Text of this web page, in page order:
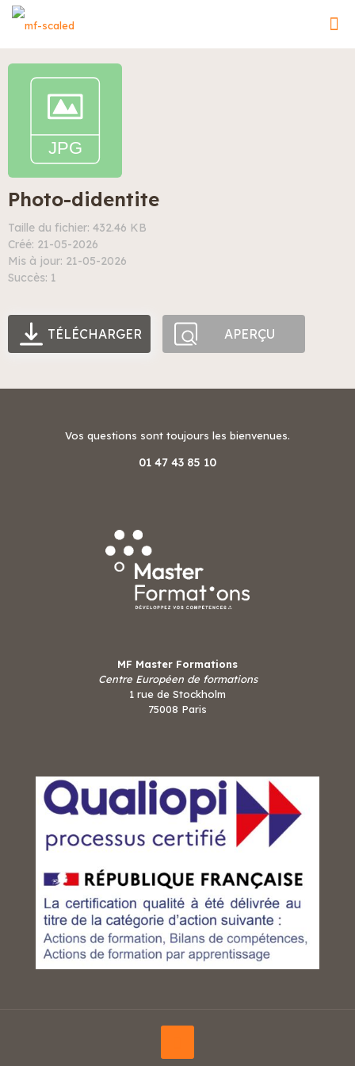
Photo-didentite
Taille du fichier: 432.46 KB
Créé: 21-05-2026
Mis à jour: 21-05-2026
Succès: 1
TÉLÉCHARGER APERÇU
Vos questions sont toujours les bienvenues.
01 47 43 85 10
MF Master Formations
Centre Européen de formations
1 rue de Stockholm
75008 Paris